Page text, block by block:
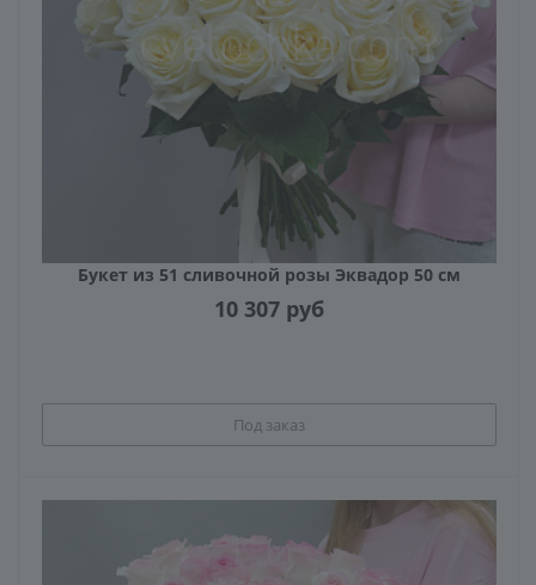
Букет из 51 сливочной розы Эквадор 50 см
10 307 руб
Под заказ